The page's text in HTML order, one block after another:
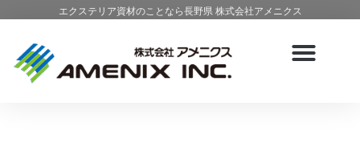
エクステリア資材のことなら長野県 株式会社アメニクス